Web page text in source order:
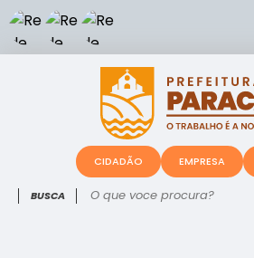
O que voce procura?
CIDADÃO EMPRESA